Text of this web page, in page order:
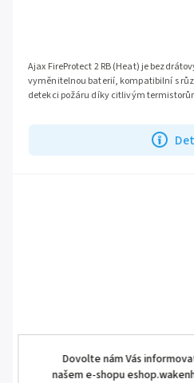
Dovolte nám Vás
našem e-shopu
Ajax FireProtect 2 RB (Heat) je
vyměnitelnou baterií, kompatibilní s
detekci požáru díky citlivým